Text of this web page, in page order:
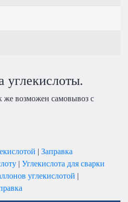
углекислоты.
же возможен самовывоз с
| Заправка
| Углекислота для сварки
углекислотой |